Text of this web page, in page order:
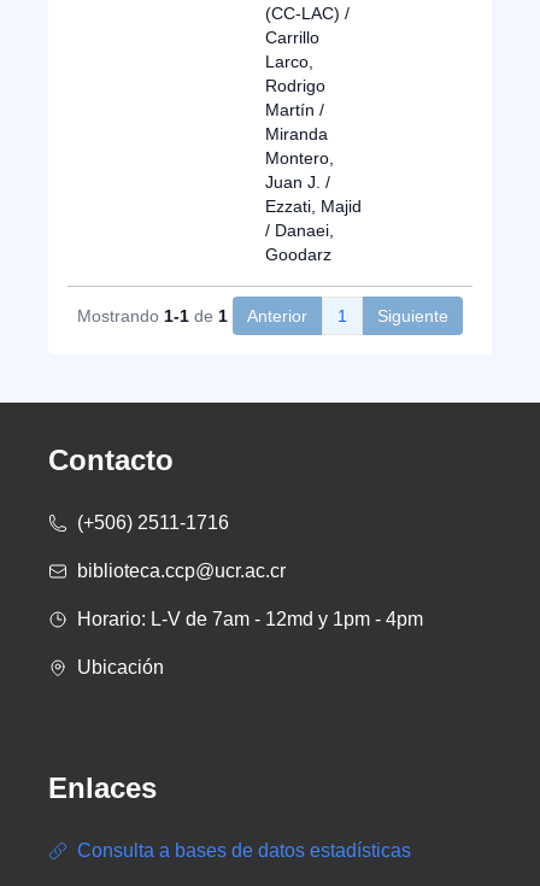
(CC-LAC) /
Carrillo
Larco,
Rodrigo
Martín /
Miranda
Montero,
Juan J. /
Ezzati, Majid
/ Danaei,
Goodarz
Mostrando 1-1 de 1 Anterior 1 Siguiente
Contacto
(+506) 2511-1716
biblioteca.ccp@ucr.ac.cr
Horario: L-V de 7am - 12md y 1pm - 4pm
Ubicación
Enlaces
Consulta a bases de datos estadísticas